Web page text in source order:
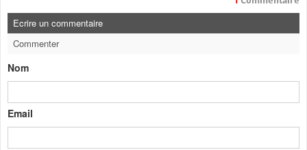
Ecrire un commentaire
Commenter
Nom
Email